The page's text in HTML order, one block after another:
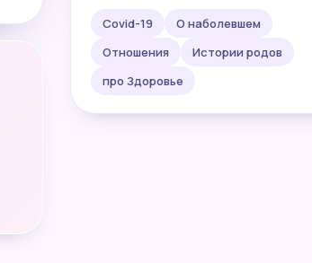
Covid-19
О наболевшем
Отношения
Истории родов
про Здоровье